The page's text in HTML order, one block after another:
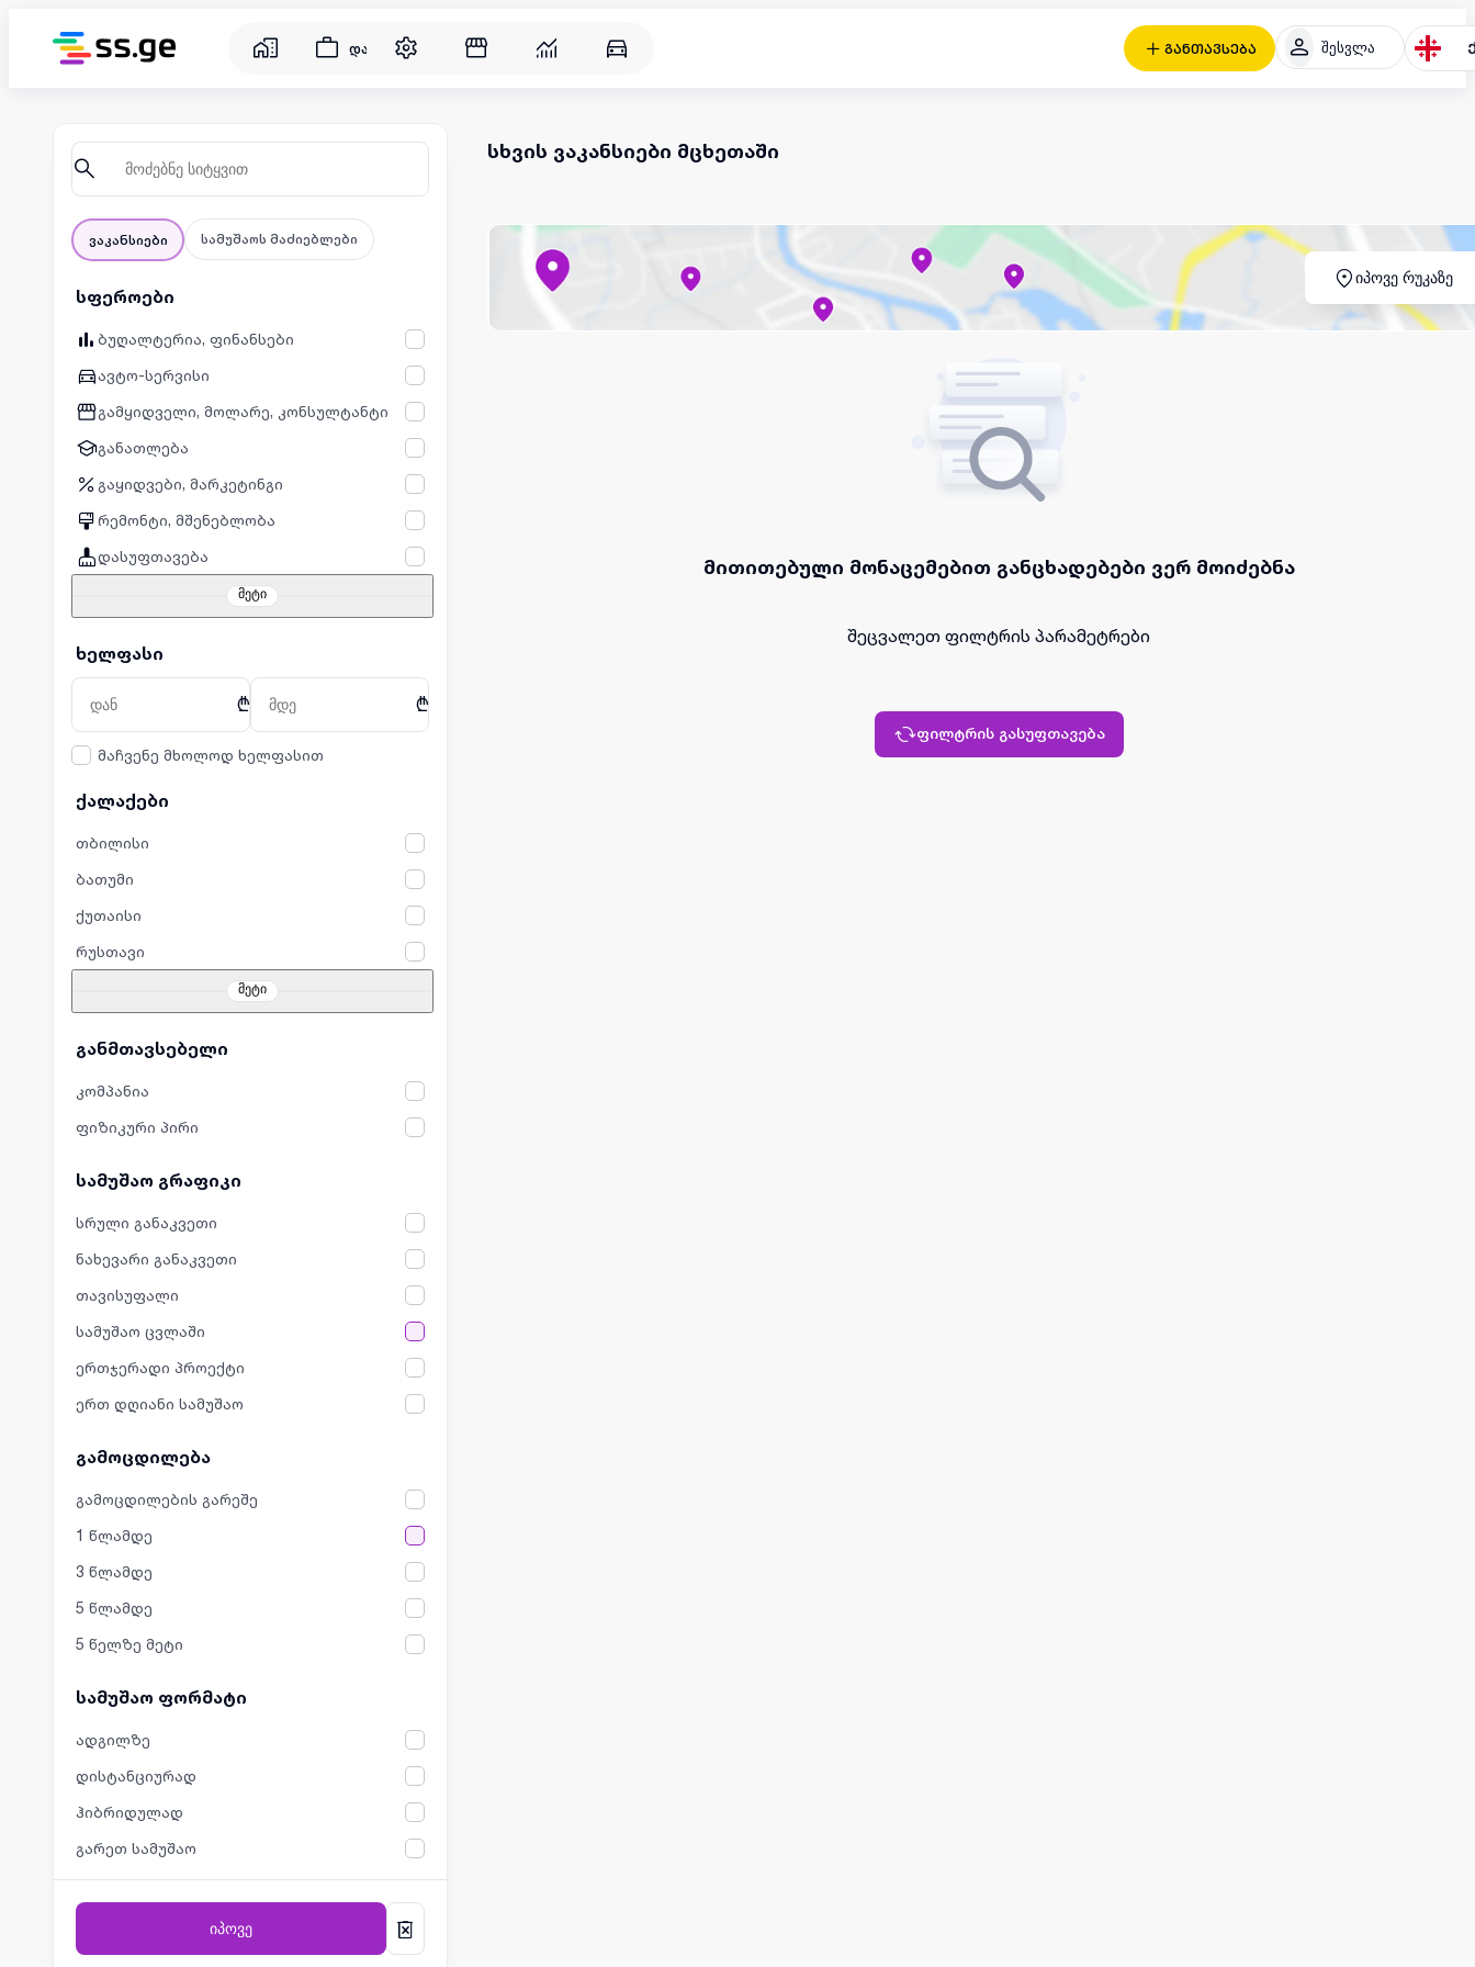
განთავსება შესვლა
დასაქმება
ვაკანსიები სამუშაოს მაძიებლები
სფეროები
ბუღალტერია, ფინანსები
ავტო-სერვისი
გამყიდველი, მოლარე, კონსულტანტი
განათლება
გაყიდვები, მარკეტინგი
რემონტი, მშენებლობა
დასუფთავება
მეტი
ხელფასი
₾ ₾
მაჩვენე მხოლოდ ხელფასით
ქალაქები
თბილისი
ბათუმი
ქუთაისი
რუსთავი
მეტი
განმთავსებელი
კომპანია
ფიზიკური პირი
სამუშაო გრაფიკი
სრული განაკვეთი
ნახევარი განაკვეთი
თავისუფალი
სამუშაო ცვლაში
ერთჯერადი პროექტი
ერთ დღიანი სამუშაო
გამოცდილება
გამოცდილების გარეშე
1 წლამდე
3 წლამდე
5 წლამდე
5 წელზე მეტი
სამუშაო ფორმატი
ადგილზე
დისტანციურად
ჰიბრიდულად
გარეთ სამუშაო
იპოვე
სხვის ვაკანსიები მცხეთაში
იპოვე რუკაზე
მითითებული მონაცემებით განცხადებები ვერ მოიძებნა
შეცვალეთ ფილტრის პარამეტრები
ფილტრის გასუფთავება